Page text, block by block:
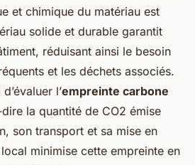
et chimique du matériau est
solide et durable garantit
réduisant ainsi le besoin
et les déchets associés.
l’empreinte carbone
la quantité de CO2 émise
son transport et sa mise en
minimise cette empreinte en